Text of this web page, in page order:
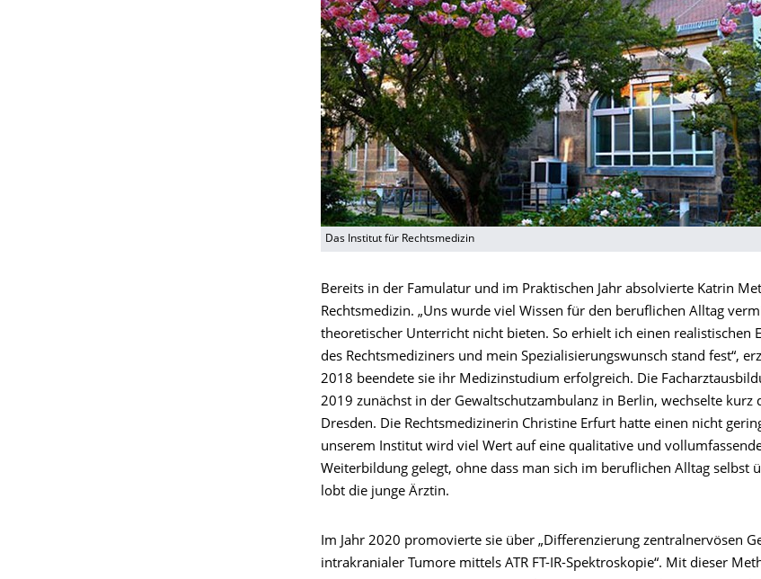
Das Institut für Rechtsmedizin
Bereits in der Famulatur und im Praktischen Jahr absolvierte Katrin
Rechtsmedizin. „Uns wurde viel Wissen für den beruflichen Alltag
theoretischer Unterricht nicht bieten. So erhielt ich einen realistischen
des Rechtsmediziners und mein Spezialisierungswunsch stand fest“,
2018 beendete sie ihr Medizinstudium erfolgreich. Die
2019 zunächst in der Gewaltschutzambulanz in Berlin, wechselte kurz
Dresden. Die Rechtsmedizinerin Christine Erfurt hatte einen nicht
unserem Institut wird viel Wert auf eine qualitative und
Weiterbildung gelegt, ohne dass man sich im beruflichen Alltag selbst
lobt die junge Ärztin.
Im Jahr 2020 promovierte sie über „Differenzierung zentralnervösen
intrakranialer Tumore mittels ATR FT-IR-Spektroskopie“. Mit dieser